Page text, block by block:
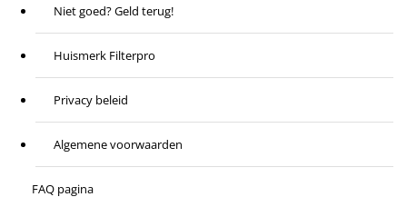
Niet goed? Geld terug!
Huismerk Filterpro
Privacy beleid
Algemene voorwaarden
FAQ pagina